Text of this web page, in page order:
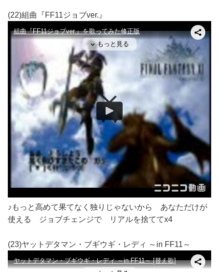
(22)組曲『FF11ジョブver.』
♪もっと高めて果てなく独りじゃないから あなただけが
使える ジョブチェンジで リアルを捨ててx4
(23)ヤットデタマン・ブギウギ・レディ ～in FF11～